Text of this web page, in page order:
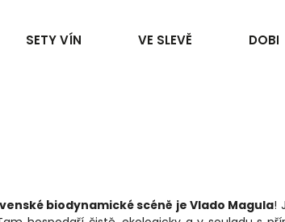
SETY VÍN VE SLEVĚ
biodynamické scéně je Vlado Magula!